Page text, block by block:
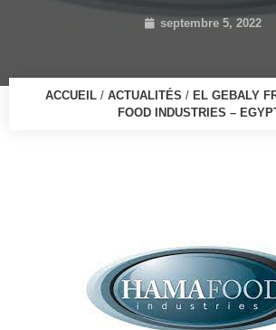
septembre 5, 2022
ACCUEIL / ACTUALITÉS / EL GEBALY
FOOD INDUSTRIES –